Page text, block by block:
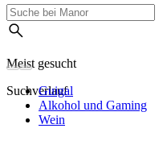
Meist gesucht
Suchverlauf
Guigal
Alkohol und Gaming
Wein